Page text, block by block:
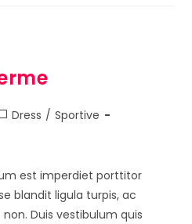
Dress / Sportive
est imperdiet porttitor
blandit ligula turpis, ac
Duis vestibulum quis